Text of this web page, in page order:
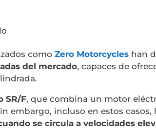
comoZero Motorcycles han
del mercado, capaces de
SR/F, que combina un motor
embargo, incluso en estos casos,
se circula a velocidades